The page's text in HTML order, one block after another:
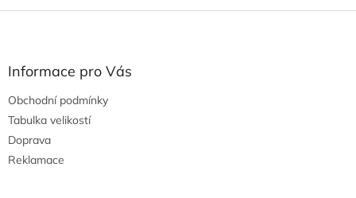
Informace pro Vás
Obchodní podmínky
Tabulka velikostí
Doprava
Reklamace